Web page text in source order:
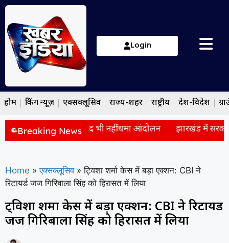
Login
होम ब्रेकिंग न्यूज़ एक्सक्लूसिव राज्य-शहर राष्ट्रीय देश-विदेश
Breaking News
सरकार से बैठक के बाद भी नहीं थमा आंदोलन झारखंड में सरकार
Home » एक्सक्लूसिव » ट्विशा शर्मा केस में बड़ा एक्शन: CBI ने
रिटायर्ड जज गिरिबाला सिंह को हिरासत में लिया
ट्विशा शर्मा केस में बड़ा एक्शन: CBI ने रिटायर्ड
जज गिरिबाला सिंह को हिरासत में लिया